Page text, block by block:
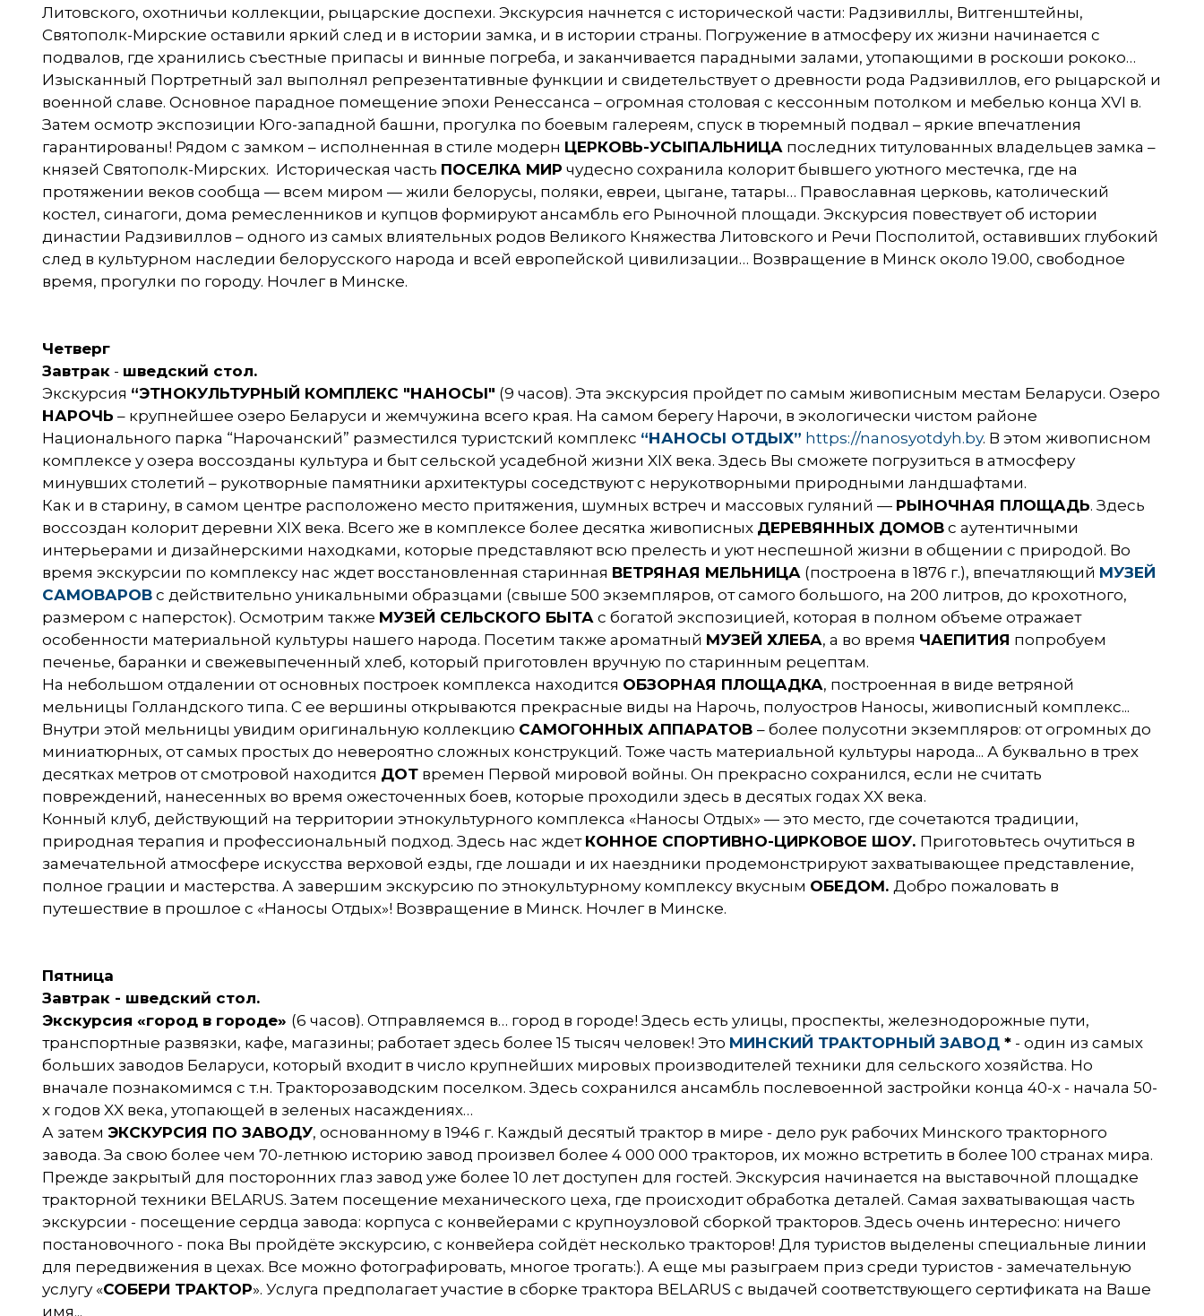
Литовского, охотничьи коллекции, рыцарские доспехи. Экскурсия начнется с исторической части: Радзивиллы, Витгенштейны,
Святополк-Мирские оставили яркий след и в истории замка, и в истории страны. Погружение в атмосферу их жизни начинается с
подвалов, где хранились съестные припасы и винные погреба, и заканчивается парадными залами, утопающими в роскоши рококо…
Изысканный Портретный зал выполнял репрезентативные функции и свидетельствует о древности рода Радзивиллов, его рыцарской и
военной славе. Основное парадное помещение эпохи Ренессанса – огромная столовая с кессонным потолком и мебелью конца XVI в.
Затем осмотр экспозиции Юго-западной башни, прогулка по боевым галереям, спуск в тюремный подвал – яркие впечатления
гарантированы! Рядом с замком – исполненная в стиле модерн ЦЕРКОВЬ-УСЫПАЛЬНИЦА последних титулованных владельцев замка –
князей Святополк-Мирских. Историческая часть ПОСЕЛКА МИР чудесно сохранила колорит бывшего уютного местечка, где на
протяжении веков сообща — всем миром — жили белорусы, поляки, евреи, цыгане, татары… Православная церковь, католический
костел, синагоги, дома ремесленников и купцов формируют ансамбль его Рыночной площади. Экскурсия повествует об истории
династии Радзивиллов – одного из самых влиятельных родов Великого Княжества Литовского и Речи Посполитой, оставивших глубокий
след в культурном наследии белорусского народа и всей европейской цивилизации… Возвращение в Минск около 19.00, свободное
время, прогулки по городу. Ночлег в Минске.
Четверг
Завтрак - шведский стол.
Экскурсия “ЭТНОКУЛЬТУРНЫЙ КОМПЛЕКС "НАНОСЫ" (9 часов). Эта экскурсия пройдет по самым живописным местам Беларуси. Озеро
НАРОЧЬ – крупнейшее озеро Беларуси и жемчужина всего края. На самом берегу Нарочи, в экологически чистом районе
Национального парка “Нарочанский” разместился туристский комплекс “НАНОСЫ ОТДЫХ” https://nanosyotdyh.by. В этом живописном
комплексе у озера воссозданы культура и быт сельской усадебной жизни XIX века. Здесь Вы сможете погрузиться в атмосферу
минувших столетий – рукотворные памятники архитектуры соседствуют с нерукотворными природными ландшафтами.
Как и в старину, в самом центре расположено место притяжения, шумных встреч и массовых гуляний — РЫНОЧНАЯ ПЛОЩАДЬ. Здесь
воссоздан колорит деревни XIX века. Всего же в комплексе более десятка живописных ДЕРЕВЯННЫХ ДОМОВ с аутентичными
интерьерами и дизайнерскими находками, которые представляют всю прелесть и уют неспешной жизни в общении с природой. Во
время экскурсии по комплексу нас ждет восстановленная старинная ВЕТРЯНАЯ МЕЛЬНИЦА (построена в 1876 г.), впечатляющий МУЗЕЙ
САМОВАРОВ с действительно уникальными образцами (свыше 500 экземпляров, от самого большого, на 200 литров, до крохотного,
размером с наперсток). Осмотрим также МУЗЕЙ СЕЛЬСКОГО БЫТА с богатой экспозицией, которая в полном объеме отражает
особенности материальной культуры нашего народа. Посетим также ароматный МУЗЕЙ ХЛЕБА, а во время ЧАЕПИТИЯ попробуем
печенье, баранки и свежевыпеченный хлеб, который приготовлен вручную по старинным рецептам.
На небольшом отдалении от основных построек комплекса находится ОБЗОРНАЯ ПЛОЩАДКА, построенная в виде ветряной
мельницы Голландского типа. С ее вершины открываются прекрасные виды на Нарочь, полуостров Наносы, живописный комплекс...
Внутри этой мельницы увидим оригинальную коллекцию САМОГОННЫХ АППАРАТОВ – более полусотни экземпляров: от огромных до
миниатюрных, от самых простых до невероятно сложных конструкций. Тоже часть материальной культуры народа... А буквально в трех
десятках метров от смотровой находится ДОТ времен Первой мировой войны. Он прекрасно сохранился, если не считать
повреждений, нанесенных во время ожесточенных боев, которые проходили здесь в десятых годах XX века.
Конный клуб, действующий на территории этнокультурного комплекса «Наносы Отдых» — это место, где сочетаются традиции,
природная терапия и профессиональный подход. Здесь нас ждет КОННОЕ СПОРТИВНО-ЦИРКОВОЕ ШОУ. Приготовьтесь очутиться в
замечательной атмосфере искусства верховой езды, где лошади и их наездники продемонстрируют захватывающее представление,
полное грации и мастерства. А завершим экскурсию по этнокультурному комплексу вкусным ОБЕДОМ. Добро пожаловать в
путешествие в прошлое с «Наносы Отдых»! Возвращение в Минск. Ночлег в Минске.
Пятница
Завтрак - шведский стол.
Экскурсия «город в городе» (6 часов). Отправляемся в… город в городе! Здесь есть улицы, проспекты, железнодорожные пути,
транспортные развязки, кафе, магазины; работает здесь более 15 тысяч человек! Это МИНСКИЙ ТРАКТОРНЫЙ ЗАВОД * - один из самых
больших заводов Беларуси, который входит в число крупнейших мировых производителей техники для сельского хозяйства. Но
вначале познакомимся с т.н. Тракторозаводским поселком. Здесь сохранился ансамбль послевоенной застройки конца 40-х - начала 50-
х годов XX века, утопающей в зеленых насаждениях…
А затем ЭКСКУРСИЯ ПО ЗАВОДУ, основанному в 1946 г. Каждый десятый трактор в мире - дело рук рабочих Минского тракторного
завода. За свою более чем 70-летнюю историю завод произвел более 4 000 000 тракторов, их можно встретить в более 100 странах мира.
Прежде закрытый для посторонних глаз завод уже более 10 лет доступен для гостей. Экскурсия начинается на выставочной площадке
тракторной техники BELARUS. Затем посещение механического цеха, где происходит обработка деталей. Самая захватывающая часть
экскурсии - посещение сердца завода: корпуса с конвейерами с крупноузловой сборкой тракторов. Здесь очень интересно: ничего
постановочного - пока Вы пройдёте экскурсию, с конвейера сойдёт несколько тракторов! Для туристов выделены специальные линии
для передвижения в цехах. Все можно фотографировать, многое трогать:). А еще мы разыграем приз среди туристов - замечательную
услугу «СОБЕРИ ТРАКТОР». Услуга предполагает участие в сборке трактора BELARUS с выдачей соответствующего сертификата на Ваше
имя...